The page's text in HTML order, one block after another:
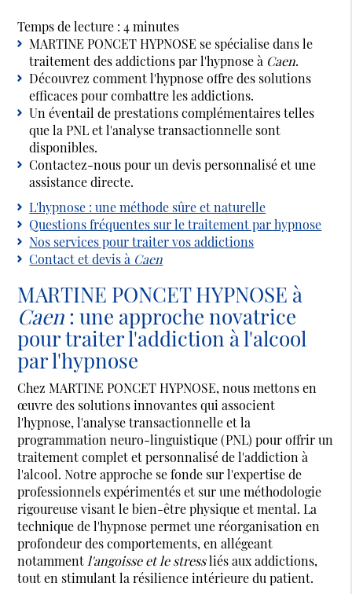
Temps de lecture : 4 minutes
MARTINE PONCET HYPNOSE se spécialise dans le
traitement des addictions par l'hypnose à Caen.
Découvrez comment l'hypnose offre des solutions
efficaces pour combattre les addictions.
Un éventail de prestations complémentaires telles
que la PNL et l'analyse transactionnelle sont
disponibles.
Contactez-nous pour un devis personnalisé et une
assistance directe.
L'hypnose : une méthode sûre et naturelle
Questions fréquentes sur le traitement par hypnose
Nos services pour traiter vos addictions
Contact et devis à Caen
MARTINE PONCET HYPNOSE à
Caen : une approche novatrice
pour traiter l'addiction à l'alcool
par l'hypnose
Chez MARTINE PONCET HYPNOSE, nous mettons en
œuvre des solutions innovantes qui associent
l'hypnose, l'analyse transactionnelle et la
programmation neuro-linguistique (PNL) pour offrir un
traitement complet et personnalisé de l'addiction à
l'alcool. Notre approche se fonde sur l'expertise de
professionnels expérimentés et sur une méthodologie
rigoureuse visant le bien-être physique et mental. La
technique de l'hypnose permet une réorganisation en
profondeur des comportements, en allégeant
notamment l'angoisse et le stressliés aux addictions,
tout en stimulant la résilience intérieure du patient.